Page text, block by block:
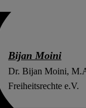
Bijan Moini
Dr. Bijan Moini,
Freiheitsrechte e.V.